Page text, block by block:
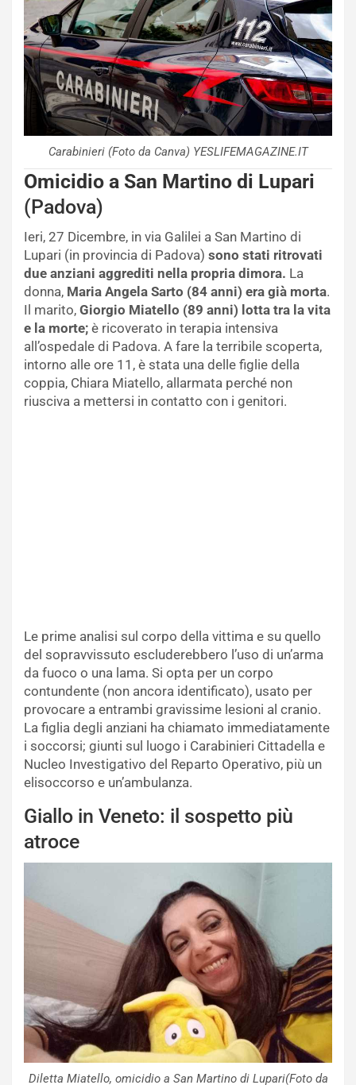
Carabinieri (Foto da Canva) YESLIFEMAGAZINE.IT
Omicidio a San Martino di Lupari
(Padova)
Ieri, 27 Dicembre, in via Galilei a San Martino di
Lupari (in provincia di Padova) sono stati ritrovati
due anziani aggrediti nella propria dimora. La
donna, Maria Angela Sarto (84 anni) era già morta.
Il marito, Giorgio Miatello (89 anni) lotta tra la vita
e la morte; è ricoverato in terapia intensiva
all’ospedale di Padova. A fare la terribile scoperta,
intorno alle ore 11, è stata una delle figlie della
coppia, Chiara Miatello, allarmata perché non
riusciva a mettersi in contatto con i genitori.
Le prime analisi sul corpo della vittima e su quello
del sopravvissuto escluderebbero l’uso di un’arma
da fuoco o una lama. Si opta per un corpo
contundente (non ancora identificato), usato per
provocare a entrambi gravissime lesioni al cranio.
La figlia degli anziani ha chiamato immediatamente
i soccorsi; giunti sul luogo i Carabinieri Cittadella e
Nucleo Investigativo del Reparto Operativo, più un
elisoccorso e un’ambulanza.
Giallo in Veneto: il sospetto più
atroce
Diletta Miatello, omicidio a San Martino di Lupari(Foto da